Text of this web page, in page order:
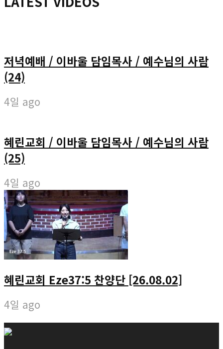
저녁예배 / 이바울 담임목사 / 예수님의 사람
(24)
4일 ago
혜린교회 / 이바울 담임목사 / 예수님의 사람
(25)
4일 ago
혜린교회 Eze37:5 찬양단 [26.08.02]
4일 ago